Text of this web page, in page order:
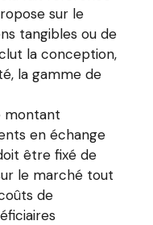
sur le
tangibles ou de
la conception,
la gamme de
montant
en échange
être fixé de
le marché tout
de